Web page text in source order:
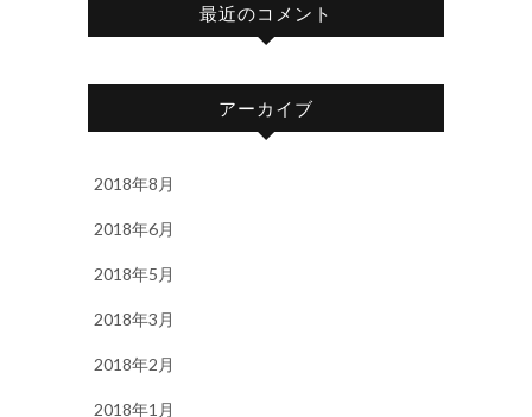
最近のコメント
アーカイブ
2018年8月
2018年6月
2018年5月
2018年3月
2018年2月
2018年1月